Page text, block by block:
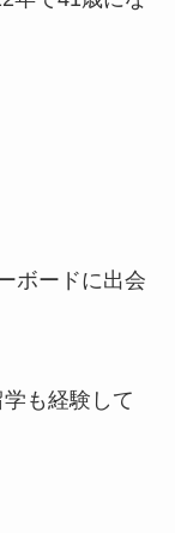
ボードに出会
も経験して